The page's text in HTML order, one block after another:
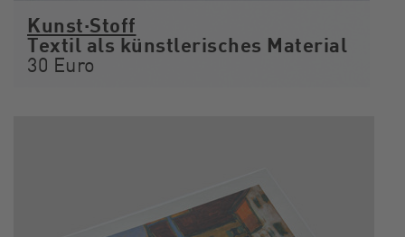
Kunst·Stoff
Textil als künstlerisches Material
30 Euro